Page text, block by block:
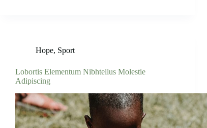
Hope, Sport
Lobortis Elementum Nibhtellus Molestie
Adipiscing